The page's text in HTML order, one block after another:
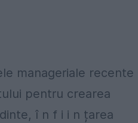
manageriale recente
pentru crearea
î n f i i n țarea